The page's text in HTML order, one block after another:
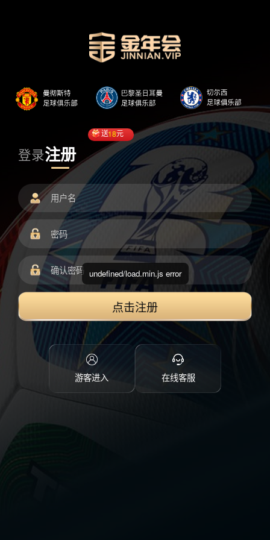
登录注册
送18元
点击注册
游客进入 在线客服
undefined/load.min.js error